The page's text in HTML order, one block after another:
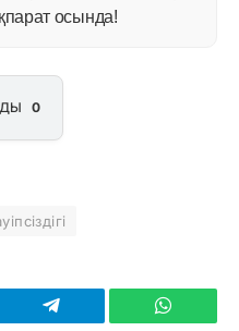
осында!
0
Telegram